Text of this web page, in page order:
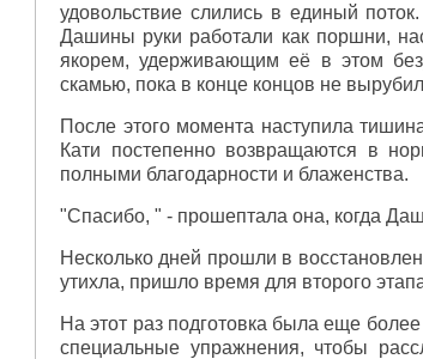
удовольствие слились в единый
Дашины руки работали как поршни,
якорем, удерживающим её в этом
скамью, пока в конце концов не
После этого момента наступила
Кати постепенно возвращаются в
полными благодарности и блаженства.
"Спасибо, " - прошептала она, когда
Несколько дней прошли в
утихла, пришло время для второго
На этот раз подготовка была еще
специальные упражнения, чтобы